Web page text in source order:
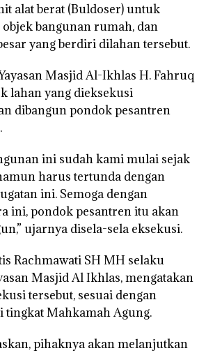
alat berat (Buldoser) untuk
bangunan rumah, dan
yang berdiri dilahan tersebut.
Masjid Al-Ikhlas H. Fahruq
lahan yang dieksekusi
dibangun pondok pesantren
ini sudah kami mulai sejak
harus tertunda dengan
ini. Semoga dengan
ini, pondok pesantren itu akan
ujarnya disela-sela eksekusi.
Rachmawati SH MH selaku
Masjid Al Ikhlas, mengatakan
tersebut, sesuai dengan
Mahkamah Agung.
pihaknya akan melanjutkan